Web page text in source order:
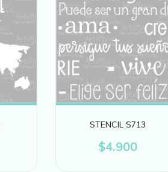
STENCIL S713
$4.900